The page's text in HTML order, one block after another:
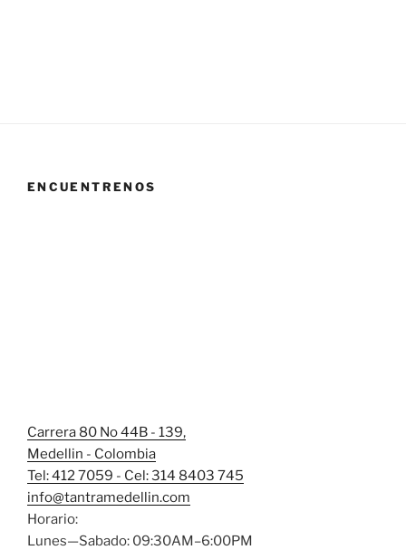
ENCUENTRENOS
Carrera 80 No 44B - 139,
Medellin - Colombia
Tel: 412 7059 - Cel: 314 8403 745
info@tantramedellin.com
Horario:
Lunes—Sabado: 09:30AM–6:00PM